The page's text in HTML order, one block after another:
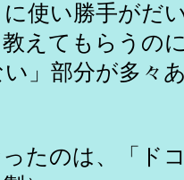
使い勝手がだ
えてもらうの
」部分が多々
たのは、「ド